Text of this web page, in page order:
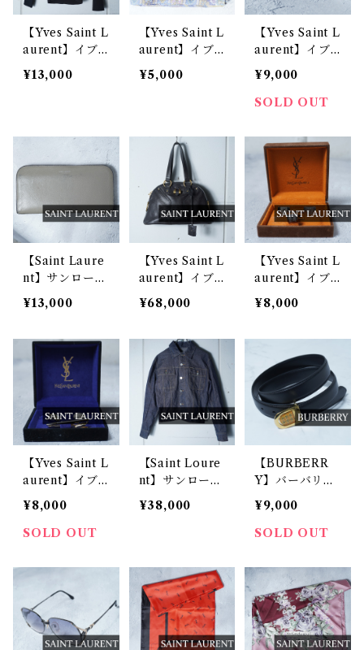
【Yves Saint L
aurent】イブ
サンローラン
WOOL100％Y
¥13,000
【Yves Saint L
aurent】イブ
サンローラン
ロゴ入ペイズリ
¥5,000
【Yves Saint L
aurent】イブ
サンローラン Y
SLロゴゴール
ドバックルレザ
k
¥9,000
SOLD OUT
【Saint Laure
nt】サンローラ
ン ロゴ入レザ
ーロングウォレ
¥13,000
【Yves Saint L
aurent】イブ
サンローラン
ロゴ入ミューズ
ッグ black
¥68,000
【Yves Saint L
aurent】イブ
サンローラン Y
SLロゴラペル
ilver
¥8,000
【Yves Saint L
aurent】イブ
サンローラン Y
SLロゴネクタ
イピン・カフス
付 silver＆gol
¥8,000
SOLD OUT
【Saint Loure
nt】サンローラ
ン YSLロゴボ
タンショートデ
¥38,000
【BURBERR
Y】バーバリー
ノヴァチェッ
ク・ロゴ入りゴ
ールドバックル
black
¥9,000
SOLD OUT